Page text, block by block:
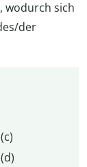
wodurch sich
der
(c)
(d)